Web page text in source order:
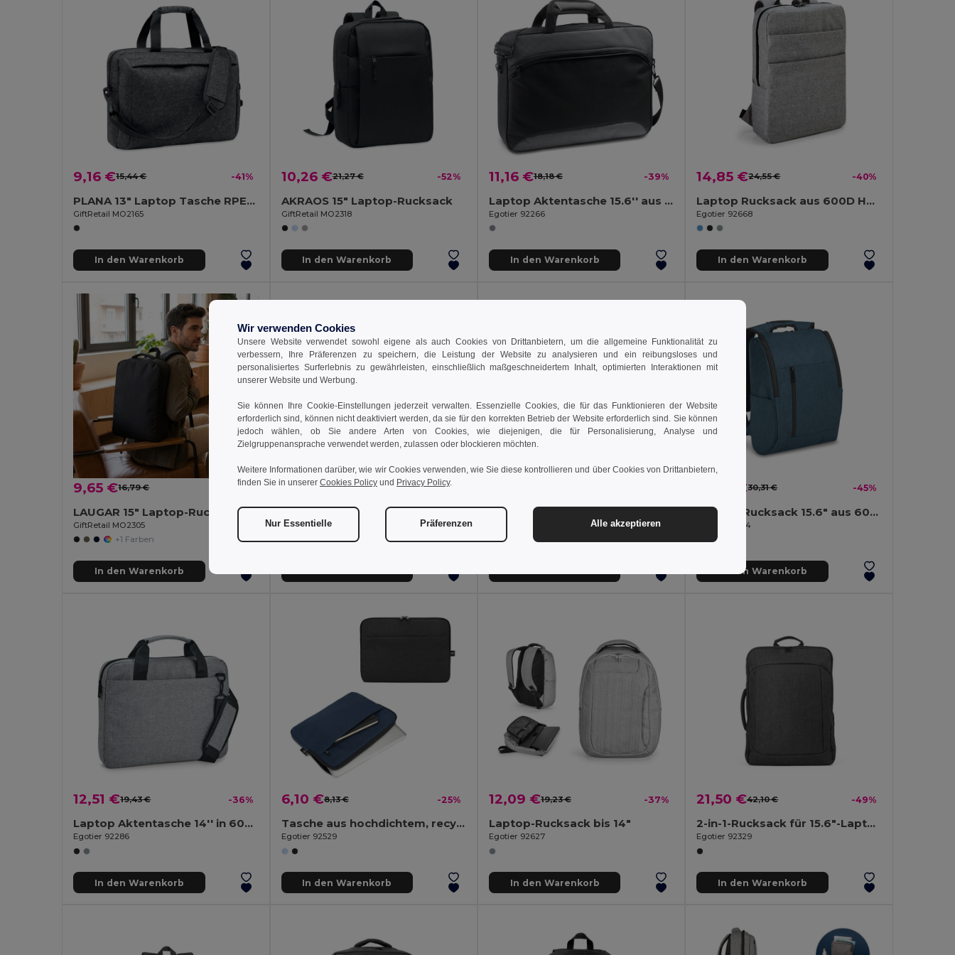
9,16 €15,44 € -41%
PLANA 13" Laptop Tasche RPET-Filz
GiftRetail MO2165
In den Warenkorb
10,26 €21,27 € -52%
AKRAOS 15" Laptop-Rucksack
GiftRetail MO2318
In den Warenkorb
11,16 €18,18 € -39%
Laptop Aktentasche 15.6'' aus 600D 2Tone und 300D
Egotier 92266
In den Warenkorb
14,85 €24,55 € -40%
Laptop Rucksack aus 600D HD mit gefüttertem 15'6"
Egotier 92668
In den Warenkorb
9,65 €16,79 € -43%
LAUGAR 15" Laptop-Rucksack
GiftRetail MO2305
+1 Farben
In den Warenkorb
11,87 €23,31 € -49%
Gepolsterte Laptoptasche aus hochdichtem, recyceltem 600D-Polyester 15“
Egotier 92086
16,79 €30,31 € -45%
Laptop-Rucksack 15.6" aus 600D
Egotier 92164
In den Warenkorb
12,51 €19,43 € -36%
Laptop Aktentasche 14'' in 600D
Egotier 92286
In den Warenkorb
6,10 €8,13 € -25%
Tasche aus hochdichtem, recyceltem 600D-Polyester für Laptop 14"
Egotier 92529
In den Warenkorb
12,09 €19,23 € -37%
Laptop-Rucksack bis 14"
Egotier 92627
In den Warenkorb
21,50 €42,10 € -49%
2-in-1-Rucksack für 15.6"-Laptop aus 600D
Egotier 92329
In den Warenkorb
Wir verwenden Cookies
Unsere Website verwendet sowohl eigene als auch Cookies von Drittanbietern, um die allgemeine Funktionalität zu
verbessern, Ihre Präferenzen zu speichern, die Leistung der Website zu analysieren und ein reibungsloses und
personalisiertes Surferlebnis zu gewährleisten, einschließlich maßgeschneidertem Inhalt, optimierten Interaktionen mit
unserer Website und Werbung.
Sie können Ihre Cookie-Einstellungen jederzeit verwalten. Essenzielle Cookies, die für das Funktionieren der Website
erforderlich sind, können nicht deaktiviert werden, da sie für den korrekten Betrieb der Website erforderlich sind. Sie können
jedoch wählen, ob Sie andere Arten von Cookies, wie diejenigen, die für Personalisierung, Analyse und
Zielgruppenansprache verwendet werden, zulassen oder blockieren möchten.
Weitere Informationen darüber, wie wir Cookies verwenden, wie Sie diese kontrollieren und über Cookies von Drittanbietern,
finden Sie in unserer Cookies Policy und Privacy Policy.
Nur Essentielle Präferenzen Alle akzeptieren